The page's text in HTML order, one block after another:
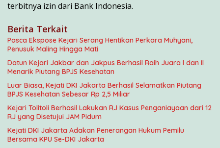
terbitnya izin dari Bank Indonesia.
Berita Terkait
Pasca Ekspose Kejari Serang Hentikan Perkara Muhyani,
Penusuk Maling Hingga Mati
Datun Kejari Jakbar dan Jakpus Berhasil Raih Juara l dan Il
Menarik Piutang BPJS Kesehatan
Luar Biasa, Kejati DKI Jakarta Berhasil Selamatkan Piutang
BPJS Kesehatan Sebesar Rp 2,5 Miliar
Kejari Tolitoli Berhasil Lakukan RJ Kasus Penganiayaan dari 12
RJ yang Disetujui JAM Pidum
Kejati DKI Jakarta Adakan Penerangan Hukum Pemilu
Bersama KPU Se-DKI Jakarta